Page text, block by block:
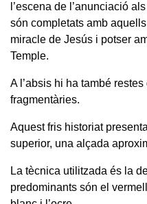
l’escena de l’anunciació
són completats amb
miracle de Jesús i potser
Temple.
A l’absis hi ha també
fragmentàries.
Aquest fris historiat
superior, una alçada
La tècnica utilitzada és la
predominants són el